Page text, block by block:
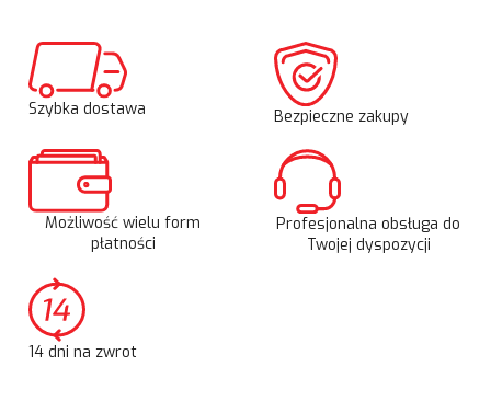
Szybka dostawa Bezpieczne zakupy
Możliwość wielu form
płatności
Profesjonalna obsługa do
Twojej dyspozycji
14 dni na zwrot